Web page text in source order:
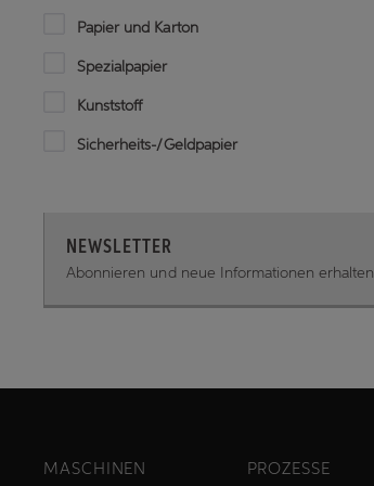
Papier und Karton
Spezialpapier
Kunststoff
Sicherheits-/Geldpapier
NEWSLETTER
Abonnieren und neue Informationen erhalten.
MASCHINEN PROZESSE